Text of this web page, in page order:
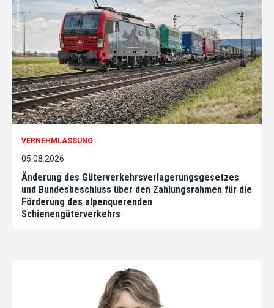
VERNEHMLASSUNG
05.08.2026
Änderung des Güterverkehrsverlagerungsgesetzes
und Bundesbeschluss über den Zahlungsrahmen für die
Förderung des alpenquerenden
Schienengüterverkehrs